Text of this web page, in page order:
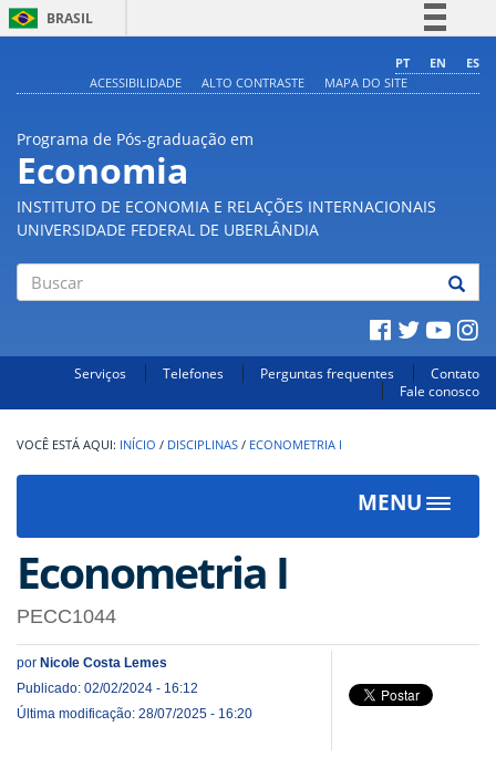
BRASIL
Comunica BR
PT EN
ES
ACESSIBILIDADE
ALTO CONTRASTE MAPA DO SITE
Programa de Pós-graduação em
Economia
INSTITUTO DE ECONOMIA E RELAÇÕES INTERNACIONAIS
UNIVERSIDADE FEDERAL DE UBERLÂNDIA
Serviços Telefones Perguntas frequentes
Contato
Fale conosco
INÍCIO / DISCIPLINAS / ECONOMETRIA I
MENU
Toggle
Econometria I
PECC1044
por Nicole Costa Lemes
Publicado: 02/02/2024 - 16:12
Última modificação: 28/07/2025 - 16:20